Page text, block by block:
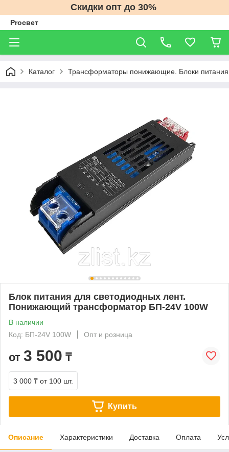
Скидки опт до 30%
Proсвет
Каталог Трансформаторы понижающие. Блоки
Блок питания для светодиодных лент.
Понижающий трансформатор БП-24V 100W
В наличии
Код: БП-24V 100W
Опт и розница
от 3 500 ₸
3 000 ₸ от 100 шт.
Купить
Описание Характеристики Доставка Оплата